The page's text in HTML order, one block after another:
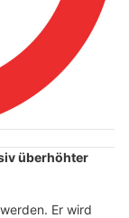
überhöhter
Er wird